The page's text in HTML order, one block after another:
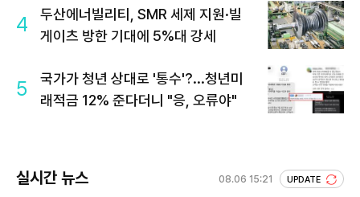
4
두산에너빌리티, SMR 세제 지원·빌
게이츠 방한 기대에 5%대 강세
5
국가가 청년 상대로 '통수'?...청년미
래적금 12% 준다더니 "응, 오류야"
실시간 뉴스 08.06 15:21 UPDATE